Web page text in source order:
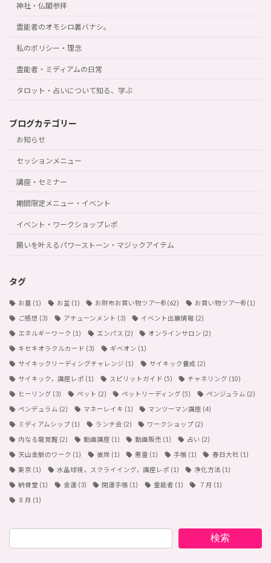
神社・仏閣参拝
霊能者のオモシロ裏バナシ。
私のポリシー・理念
霊能者・ミディアムの日常
タロット・占いについて知る、学ぶ
ブログカテゴリー
お知らせ
セッションメニュー
講座・セミナー
期間限定メニュー・イベント
イベント・ワークショップレポ
願いを叶えるパワーストーン・マジックアイテム
タグ
お墓 (1) お盆 (1) お財布お買い物ツアー®︎ (62) お買い物ツアー®︎(1)
ご感想 (3) アチューンメント (3) イベント出展情報 (2)
エネルギーワーク (1) エンパス (2) オンラインサロン (2)
キセキオラクルカード (3) ギベオン (1)
サイキックリーディングチャレンジ (1) サイキック養成 (2)
サイキック，講座レポ (1) スピリットガイド (5) チャネリング (10)
ヒーリング (3) ペット (2) ペットリーディング (5) ペンジュラム (2)
ペンデュラム (2) マネーレイキ (1) マンツーマン講座 (4)
ミディアムシップ (1) ランチ会 (2) ワークショップ (2)
内なる龍覚醒 (2) 動画講座 (1) 動画販売 (1) 占い (2)
天山金脈のワーク (1) 彼岸 (1) 悪霊 (1) 手帳 (1) 春日大社 (1)
東京 (1) 水晶球視，スクライイング，講座レポ (1) 浄化方法 (1)
納骨堂 (1) 金運 (3) 開運手帳 (1) 霊能者 (1) ７月 (1)
８月 (1)
検索